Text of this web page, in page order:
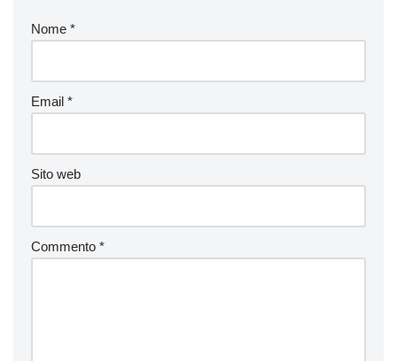
Nome *
Email *
Sito web
Commento *